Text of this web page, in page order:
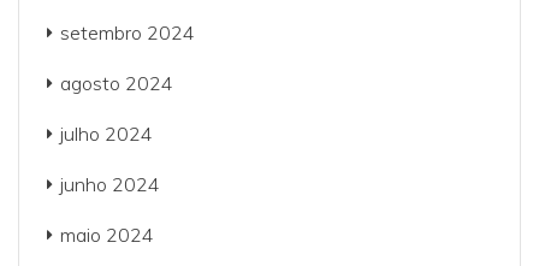
setembro 2024
agosto 2024
julho 2024
junho 2024
maio 2024